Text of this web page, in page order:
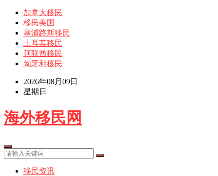
加拿大移民
移民美国
塞浦路斯移民
土耳其移民
阿联酋移民
匈牙利移民
2026年08月09日
星期日
海外移民网
移民资讯